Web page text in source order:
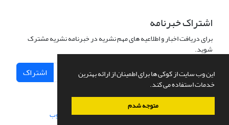
این وب سایت از کوکی ها برای اطمینان از ارائه بهترین
خدمات استفاده می کند.
متوجه شدم
اشتراک خبرنامه
برای دریافت اخبار و اطلاعیه های مهم نشریه در خبرنامه نشریه مشترک
شوید.
اشتراک
سامانه مدیریت نشریات علمی.طراحی و پیاده سازی از سیناوب